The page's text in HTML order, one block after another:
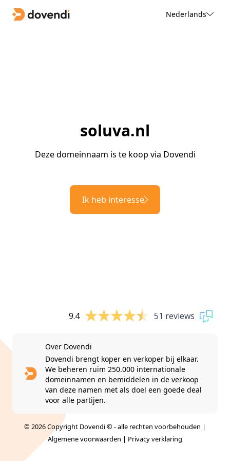
Nederlands
soluva.nl
Deze domeinnaam is te koop via Dovendi
Ik heb interesse
9.4 51 reviews
Over Dovendi
Dovendi brengt koper en verkoper bij elkaar.
We beheren ruim 250.000 internationale
domeinnamen en bemiddelen in de verkoop
van deze namen met als doel een goede deal
voor alle partijen.
© 2026 Copyright Dovendi © - alle rechten voorbehouden |
Algemene voorwaarden | Privacy verklaring